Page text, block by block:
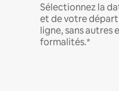
Sélectionnez la
et de votre
ligne, sans autres
formalités.*